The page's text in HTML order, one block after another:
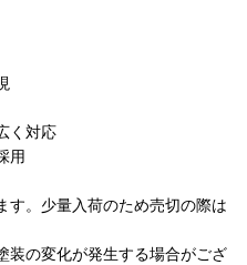
く対応
用
す。少量入荷のため売切の際は
装の変化が発生する場合がござ